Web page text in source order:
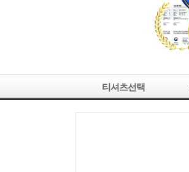
티셔츠선택